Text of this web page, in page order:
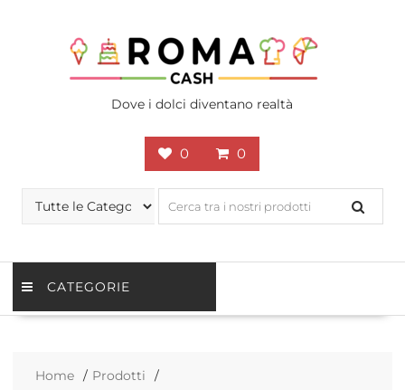
Dove i dolci diventano realtà
0 0
CATEGORIE
Home
Prodotti